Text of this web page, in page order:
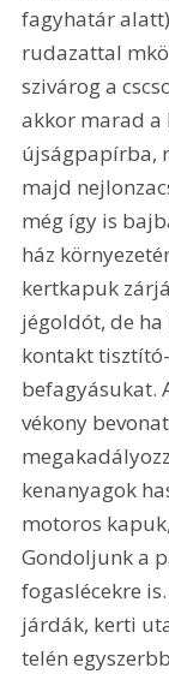
fagyhatár
rudazattal
szivárog a
akkor marad a
újságpapírba,
majd
még így is
ház
kertkapuk
jégoldót, de
kontakt
befagyásukat.
vékony
kenanyagok
motoros
Gondoljunk a
fogaslécekre
járdák, kerti
telén